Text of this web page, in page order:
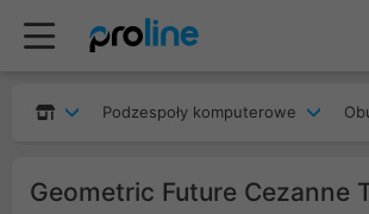
Podzespoły komputerowe
Geometric Future Cezanne